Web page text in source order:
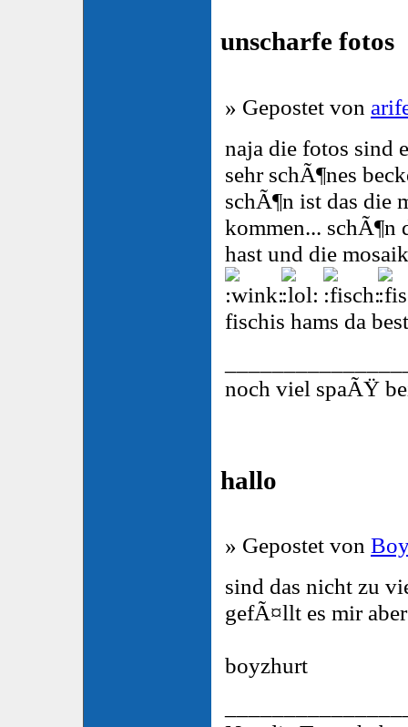
unscharfe fotos
» Gepostet von
naja die fotos sind
sehr schÃ¶nes
schÃ¶n ist das die
kommen... schÃ¶n
hast und die
fischis hams da
noch viel spaÃŸ
hallo
» Gepostet von
sind das nicht zu
gefÃ¤llt es mir
boyzhurt